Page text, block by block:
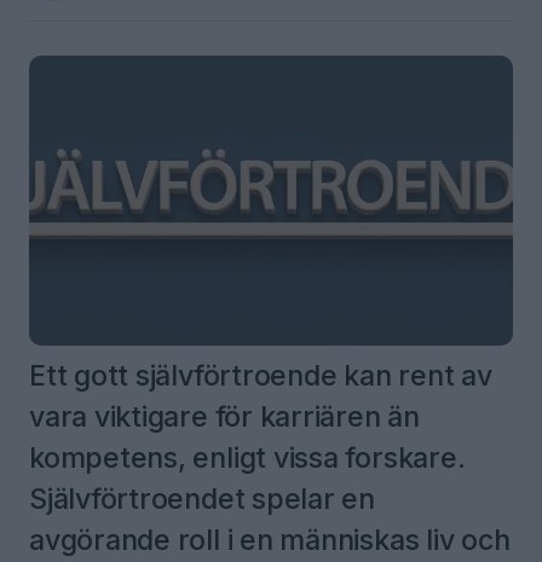
Ett gott självförtroende kan rent av
vara viktigare för karriären än
kompetens, enligt vissa forskare.
Självförtroendet spelar en
avgörande roll i en människas liv och